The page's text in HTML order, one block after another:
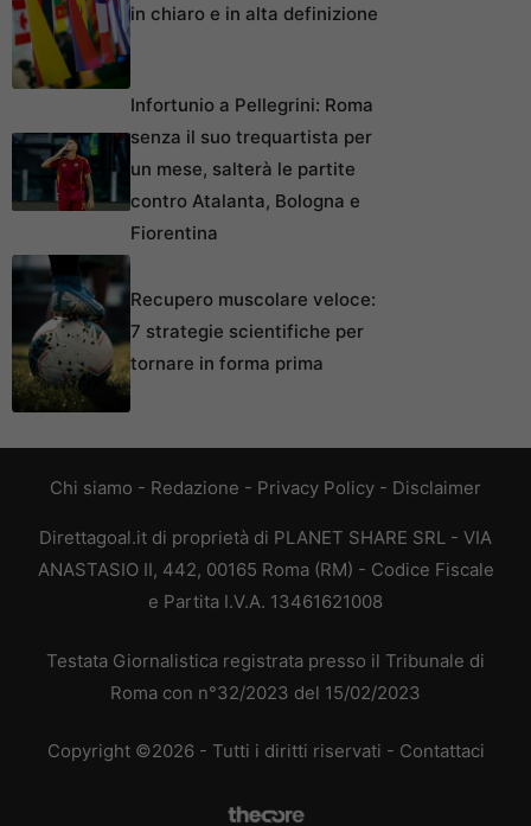
in chiaro e in alta definizione
Infortunio a Pellegrini: Roma
senza il suo trequartista per
un mese, salterà le partite
contro Atalanta, Bologna e
Fiorentina
Recupero muscolare veloce:
7 strategie scientifiche per
tornare in forma prima
Chi siamo - Redazione - Privacy Policy - Disclaimer
Direttagoal.it di proprietà di PLANET SHARE SRL - VIA
ANASTASIO II, 442, 00165 Roma (RM) - Codice Fiscale
e Partita I.V.A. 13461621008
Testata Giornalistica registrata presso il Tribunale di
Roma con n°32/2023 del 15/02/2023
Copyright ©2026 - Tutti i diritti riservati - Contattaci